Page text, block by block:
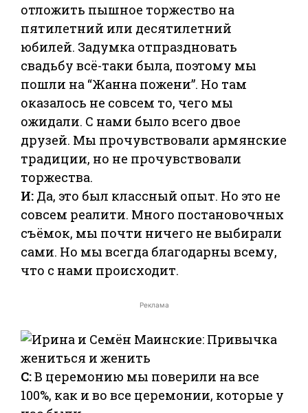
отложить пышное торжество на
пятилетний или десятилетний
юбилей. Задумка отпраздновать
свадьбу всё-таки была, поэтому мы
пошли на “Жанна пожени”. Но там
оказалось не совсем то, чего мы
ожидали. С нами было всего двое
друзей. Мы прочувствовали армянские
традиции, но не прочувствовали
торжества.
И: Да, это был классный опыт. Но это не
совсем реалити. Много постановочных
съёмок, мы почти ничего не выбирали
сами. Но мы всегда благодарны всему,
что с нами происходит.
Реклама
С:В церемонию мы поверили на все
100%, как и во все церемонии, которые у